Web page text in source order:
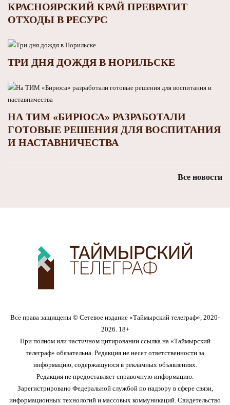
КРАСНОЯРСКИЙ КРАЙ ПРЕВРАТИТ
ОТХОДЫ В РЕСУРС
ТРИ ДНЯ ДОЖДЯ В НОРИЛЬСКЕ
НА ТИМ «БИРЮСА» РАЗРАБОТАЛИ
ГОТОВЫЕ РЕШЕНИЯ ДЛЯ ВОСПИТАНИЯ
И НАСТАВНИЧЕСТВА
Все новости
Все права защищены © Сетевое издание «Таймырский телеграф», 2020-
2026. 18+
При полном или частичном цитировании ссылка на «Таймырский
телеграф» обязательна. Редакция не несет ответственности за
информацию, содержащуюся в рекламных объявлениях.
Редакция не предоставляет справочную информацию.
Зарегистрировано Федеральной службой по надзору в сфере связи,
информационных технологий и массовых коммуникаций. Свидетельство